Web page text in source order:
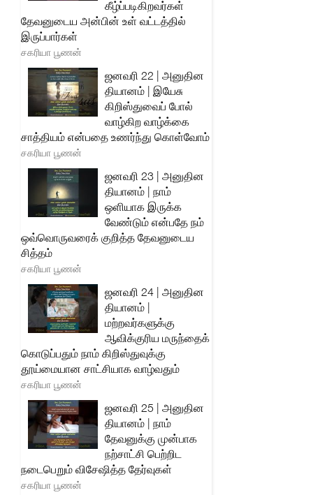
கீழ்ப்படிகிறவர்கள்
தேவனுடைய அன்பின் உள் வட்டத்தில்
இருப்பார்கள்
சகரியா பூணன்
ஜனவரி 22 | அனுதின
தியானம் | இயேசு
கிறிஸ்துவைப் போல்
வாழ்கிற வாழ்க்கை
சாத்தியம் என்பதை உணர்ந்து கொள்வோம்
சகரியா பூணன்
ஜனவரி 23 | அனுதின
தியானம் | நாம்
ஒளியாக இருக்க
வேண்டும் என்பதே நம்
ஒவ்வொருவரைக் குறித்த தேவனுடைய
சித்தம்
சகரியா பூணன்
ஜனவரி 24 | அனுதின
தியானம் |
மற்றவர்களுக்கு
ஆவிக்குரிய மருந்தைக்
கொடுப்பதும் நாம் கிறிஸ்துவுக்கு
தூய்மையான சாட்சியாக வாழ்வதும்
சகரியா பூணன்
ஜனவரி 25 | அனுதின
தியானம் | நாம்
தேவனுக்கு முன்பாக
நற்சாட்சி பெற்றிட
நடைபெறும் விசேஷித்த தேர்வுகள்
சகரியா பூணன்